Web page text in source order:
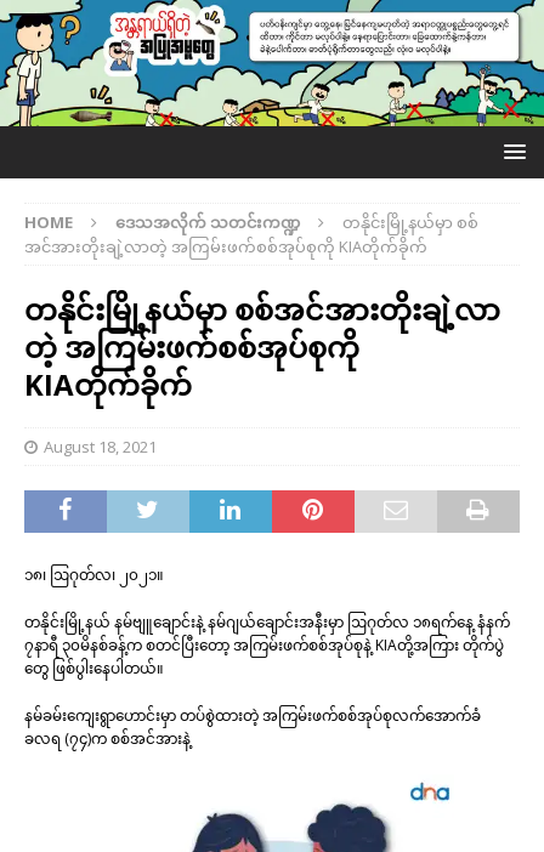
HOME ဒေသအလိုက် သတင်းကဏ္ဍ
တနိုင်းမြို့နယ်မှာ စစ်
အင်အားတိုးချဲ့လာတဲ့ အကြမ်းဖက်စစ်အုပ်စုကို KIAတိုက်ခိုက်
တနိုင်းမြို့နယ်မှာ စစ်အင်အားတိုးချဲ့လာ
တဲ့ အကြမ်းဖက်စစ်အုပ်စုကို
KIAတိုက်ခိုက်
August 18, 2021
၁၈၊ ဩဂုတ်လ၊ ၂၀၂၁။
တနိုင်းမြို့နယ် နမ်ဗျူချောင်းနဲ့ နမ်ဂျယ်ချောင်းအနီးမှာ ဩဂုတ်လ ၁၈ရက်နေ့ နံနက်
၇နာရီ ၃၀မိနစ်ခန့်က စတင်ပြီးတော့ အကြမ်းဖက်စစ်အုပ်စုနဲ့ KIAတို့အကြား တိုက်ပွဲ
တွေ ဖြစ်ပွါးနေပါတယ်။
နမ်ခမ်းကျေးရွာဟောင်းမှာ တပ်စွဲထားတဲ့ အကြမ်းဖက်စစ်အုပ်စုလက်အောက်ခံ
ခလရ (၇၄)က စစ်အင်အားနဲ့